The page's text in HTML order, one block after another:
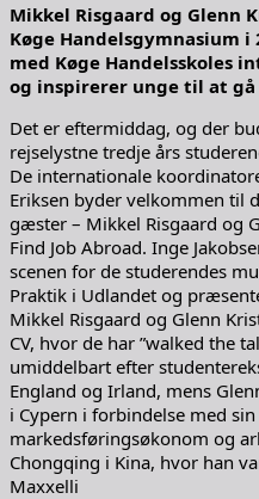
Mikkel Risgaard og Glenn
Køge Handelsgymnasium
med Køge Handelsskoles
og inspirerer unge til at
Det er eftermiddag, og der
rejselystne tredje års
De internationale
Eriksen byder velkommen til
gæster – Mikkel Risgaard og
Find Job Abroad. Inge
scenen for de studerendes
Praktik i Udlandet og
Mikkel Risgaard og Glenn
CV, hvor de har ”walked the
umiddelbart efter
England og Irland, mens
i Cypern i forbindelse med
markedsføringsøkonom og
Chongqing i Kina, hvor han
Maxxelli